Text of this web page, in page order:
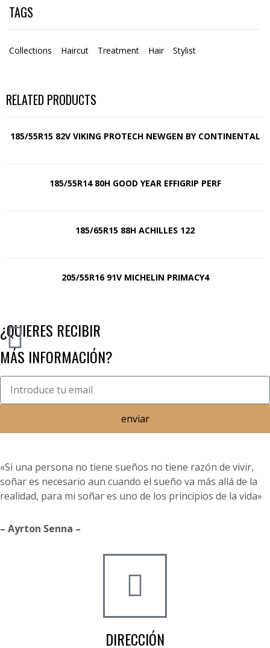
TAGS
Collections Haircut Treatment Hair Stylist
RELATED PRODUCTS
185/55R15 82V VIKING PROTECH NEWGEN BY CONTINENTAL
185/55R14 80H GOOD YEAR EFFIGRIP PERF
185/65R15 88H ACHILLES 122
205/55R16 91V MICHELIN PRIMACY4
¿QUIERES RECIBIR
MÁS INFORMACIÓN?
enviar
«Si una persona no tiene sueños no tiene razón de vivir,
soñar es necesario aun cuando el sueño va más allá de la
realidad, para mi soñar es uno de los principios de la vida»
– Ayrton Senna –
DIRECCIÓN